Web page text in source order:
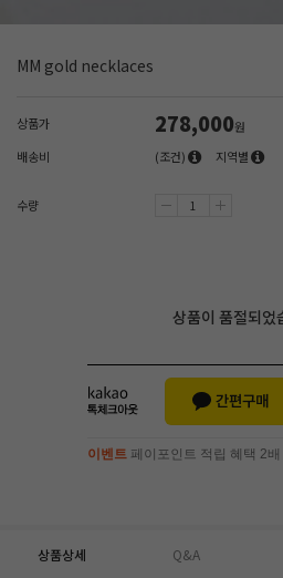
MM gold necklaces
상품가 278,000원
배송비
(조건) 지역별
수량
상품이 품절되었
이벤트 페이포인트 적립 혜택 2배
상품상세 Q&A